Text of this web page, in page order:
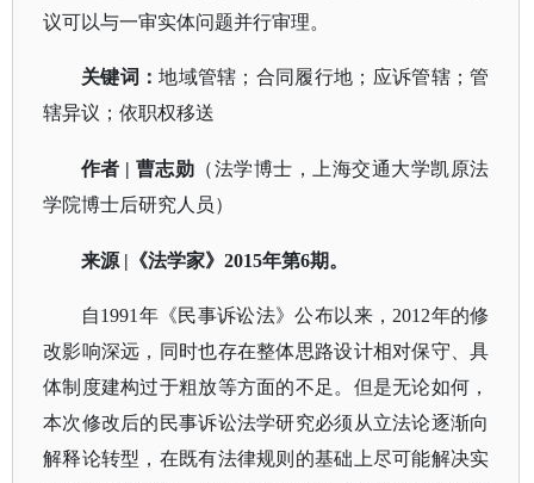
议可以与一审实体问题并行审理。
关键词：地域管辖；合同履行地；应诉管辖；管
辖异议；依职权移送
作者 | 曹志勋 （法学博士，上海交通大学凯原法
学院博士后研究人员）
来源 |《法学家》2015年第6期。
自1991年《民事诉讼法》公布以来，2012年的修
改影响深远，同时也存在整体思路设计相对保守、具
体制度建构过于粗放等方面的不足。但是无论如何，
本次修改后的民事诉讼法学研究必须从立法论逐渐向
解释论转型，在既有法律规则的基础上尽可能解决实